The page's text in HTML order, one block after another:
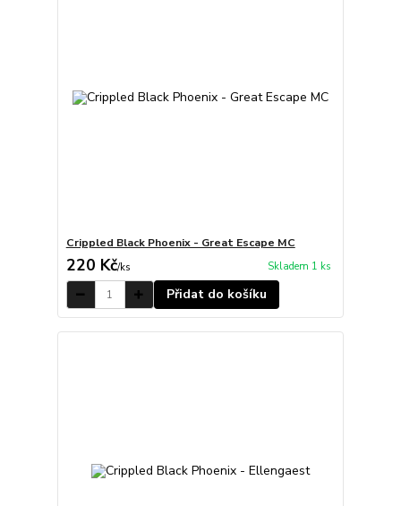
Crippled Black Phoenix - Great Escape MC
220 Kč/ks Skladem 1 ks
Přidat do košíku